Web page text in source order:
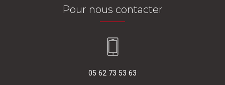
Pour nous contacter
05 62 73 53 63